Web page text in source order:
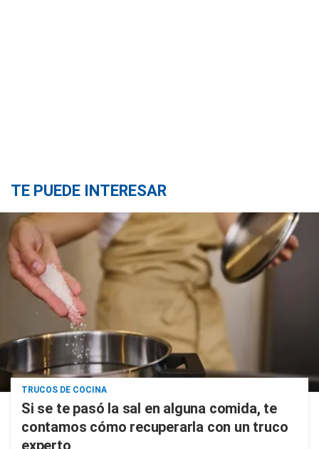
TE PUEDE INTERESAR
TRUCOS DE COCINA
Si se te pasó la sal en alguna comida, te
contamos cómo recuperarla con un truco
experto